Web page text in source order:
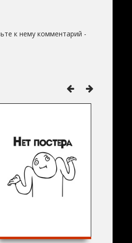
к нему комментарий -